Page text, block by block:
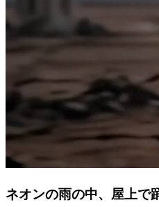
ネオンの雨の中、屋上で